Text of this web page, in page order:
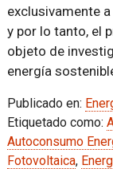
exclusivamente
y por lo tanto, el
objeto de
energía
Publicado en:
Etiquetado como:
Autoconsumo
Fotovoltaica,